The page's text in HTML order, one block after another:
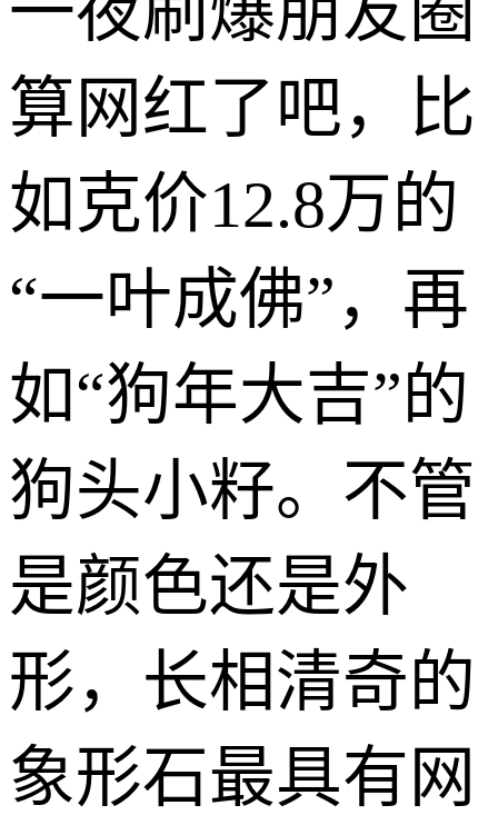
算网红了吧，比
如克价12.8万的
“一叶成佛”，再
如“狗年大吉”的
狗头小籽。不管
是颜色还是外
形，长相清奇的
象形石最具有网